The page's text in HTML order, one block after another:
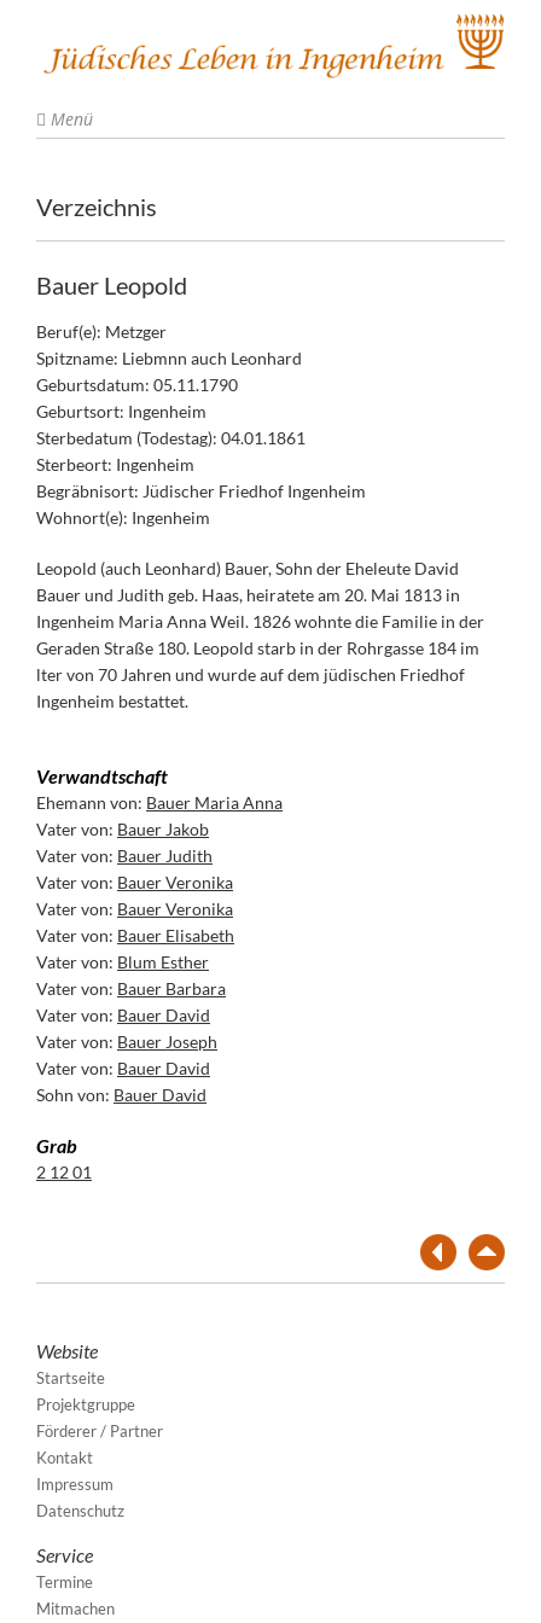
Menü
Verzeichnis
Bauer Leopold
Beruf(e): Metzger
Spitzname: Liebmnn auch Leonhard
Geburtsdatum: 05.11.1790
Geburtsort: Ingenheim
Sterbedatum (Todestag): 04.01.1861
Sterbeort: Ingenheim
Begräbnisort: Jüdischer Friedhof Ingenheim
Wohnort(e): Ingenheim
Leopold (auch Leonhard) Bauer, Sohn der Eheleute David
Bauer und Judith geb. Haas, heiratete am 20. Mai 1813 in
Ingenheim Maria Anna Weil. 1826 wohnte die Familie in der
Geraden Straße 180. Leopold starb in der Rohrgasse 184 im
lter von 70 Jahren und wurde auf dem jüdischen Friedhof
Ingenheim bestattet.
Verwandtschaft
Ehemann von: Bauer Maria Anna
Vater von: Bauer Jakob
Vater von: Bauer Judith
Vater von: Bauer Veronika
Vater von: Bauer Veronika
Vater von: Bauer Elisabeth
Vater von: Blum Esther
Vater von: Bauer Barbara
Vater von: Bauer David
Vater von: Bauer Joseph
Vater von: Bauer David
Sohn von: Bauer David
Grab
2 12 01
Website
Startseite
Projektgruppe
Förderer / Partner
Kontakt
Impressum
Datenschutz
Service
Termine
Mitmachen